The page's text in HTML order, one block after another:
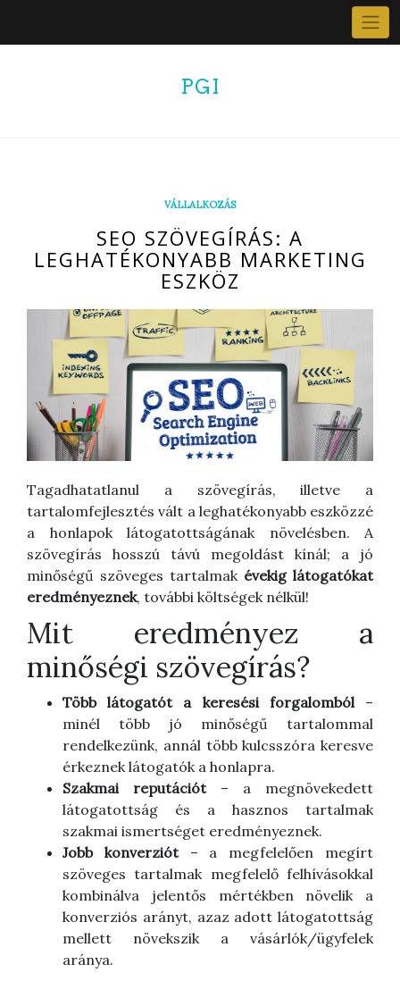
PGI
VÁLLALKOZÁS
SEO SZÖVEGÍRÁS: A
LEGHATÉKONYABB MARKETING
ESZKÖZ
Tagadhatatlanul a szövegírás, illetve a
tartalomfejlesztés vált a leghatékonyabb eszközzé
a honlapok látogatottságának növelésben. A
szövegírás hosszú távú megoldást kínál; a jó
minőségű szöveges tartalmak évekig látogatókat
eredményeznek, további költségek nélkül!
Mit eredményez a
minőségi szövegírás?
Több látogatót a keresési forgalomból–
minél több jó minőségű tartalommal
rendelkezünk, annál több kulcsszóra keresve
érkeznek látogatók a honlapra.
Szakmai reputációt– a megnövekedett
látogatottság és a hasznos tartalmak
szakmai ismertséget eredményeznek.
Jobb konverziót– a megfelelően megírt
szöveges tartalmak megfelelő felhívásokkal
kombinálva jelentős mértékben növelik a
konverziós arányt, azaz adott látogatottság
mellett növekszik a vásárlók/ügyfelek
aránya.